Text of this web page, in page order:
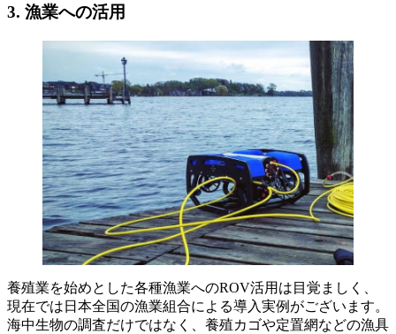
3. 漁業への活用
養殖業を始めとした各種漁業へのROV活用は目覚ましく、
現在では日本全国の漁業組合による導入実例がございます。
海中生物の調査だけではなく、養殖カゴや定置網などの漁具